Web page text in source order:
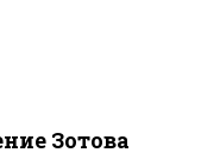
Зотова